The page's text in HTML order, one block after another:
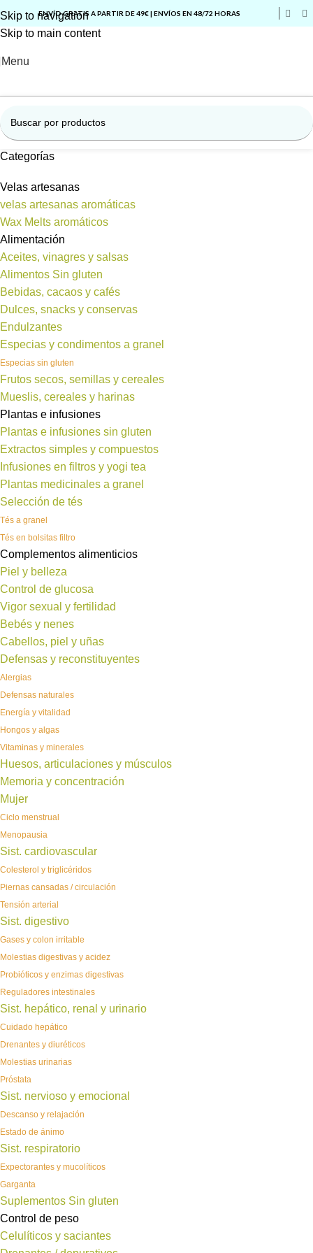
Skip to navigation
Skip to main content
ENVÍO GRATIS A PARTIR DE 49€ | ENVÍOS EN 48/72 HORAS
Menu
Categorías
Velas artesanas
velas artesanas aromáticas
Wax Melts aromáticos
Alimentación
Aceites, vinagres y salsas
Alimentos Sin gluten
Bebidas, cacaos y cafés
Dulces, snacks y conservas
Endulzantes
Especias y condimentos a granel
Especias sin gluten
Frutos secos, semillas y cereales
Mueslis, cereales y harinas
Plantas e infusiones
Plantas e infusiones sin gluten
Extractos simples y compuestos
Infusiones en filtros y yogi tea
Plantas medicinales a granel
Selección de tés
Tés a granel
Tés en bolsitas filtro
Complementos alimenticios
Piel y belleza
Control de glucosa
Vigor sexual y fertilidad
Bebés y nenes
Cabellos, piel y uñas
Defensas y reconstituyentes
Alergias
Defensas naturales
Energía y vitalidad
Hongos y algas
Vitaminas y minerales
Huesos, articulaciones y músculos
Memoria y concentración
Mujer
Ciclo menstrual
Menopausia
Sist. cardiovascular
Colesterol y triglicéridos
Piernas cansadas / circulación
Tensión arterial
Sist. digestivo
Gases y colon irritable
Molestias digestivas y acidez
Probióticos y enzimas digestivas
Reguladores intestinales
Sist. hepático, renal y urinario
Cuidado hepático
Drenantes y diuréticos
Molestias urinarias
Próstata
Sist. nervioso y emocional
Descanso y relajación
Estado de ánimo
Sist. respiratorio
Expectorantes y mucolíticos
Garganta
Suplementos Sin gluten
Control de peso
Celulíticos y saciantes